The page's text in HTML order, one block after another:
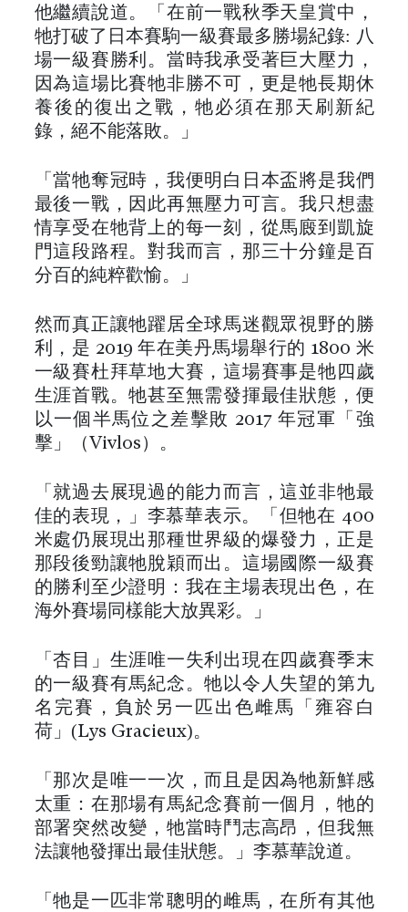
他繼續說道。「在前一戰秋季天皇賞中，
牠打破了日本賽駒一級賽最多勝場紀錄: 八
場一級賽勝利。當時我承受著巨大壓力，
因為這場比賽牠非勝不可，更是牠長期休
養後的復出之戰，牠必須在那天刷新紀
錄，絕不能落敗。」
「當牠奪冠時，我便明白日本盃將是我們
最後一戰，因此再無壓力可言。我只想盡
情享受在牠背上的每一刻，從馬廄到凱旋
門這段路程。對我而言，那三十分鐘是百
分百的純粹歡愉。」
然而真正讓牠躍居全球馬迷觀眾視野的勝
利，是 2019 年在美丹馬場舉行的 1800 米
一級賽杜拜草地大賽，這場賽事是牠四歲
生涯首戰。牠甚至無需發揮最佳狀態，便
以一個半馬位之差擊敗 2017 年冠軍「強
擊」（Vivlos）。
「就過去展現過的能力而言，這並非牠最
佳的表現，」李慕華表示。「但牠在 400
米處仍展現出那種世界級的爆發力，正是
那段後勁讓牠脫穎而出。這場國際一級賽
的勝利至少證明：我在主場表現出色，在
海外賽場同樣能大放異彩。」
「杏目」生涯唯一失利出現在四歲賽季末
的一級賽有馬紀念。牠以令人失望的第九
名完賽，負於另一匹出色雌馬「雍容白
荷」(Lys Gracieux)。
「那次是唯一一次，而且是因為牠新鮮感
太重：在那場有馬紀念賽前一個月，牠的
部署突然改變，牠當時鬥志高昂，但我無
法讓牠發揮出最佳狀態。」李慕華說道。
「牠是一匹非常聰明的雌馬，在所有其他